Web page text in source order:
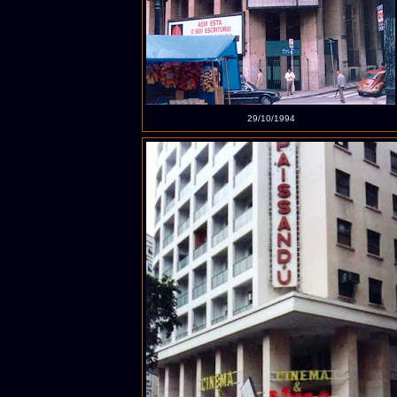
29/10/1994